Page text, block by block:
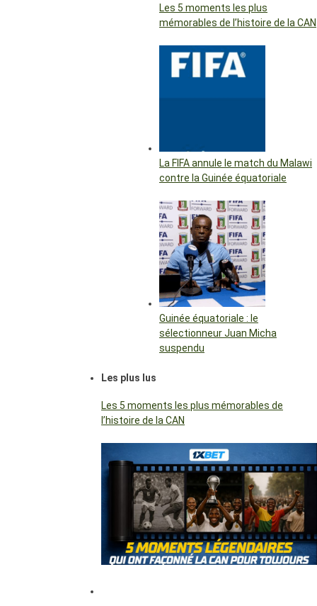
Les 5 moments les plus
mémorables de l’histoire de la CAN
La FIFA annule le match du Malawi
contre la Guinée équatoriale
Guinée équatoriale : le
sélectionneur Juan Micha
suspendu
Les plus lus
Les 5 moments les plus mémorables de
l’histoire de la CAN